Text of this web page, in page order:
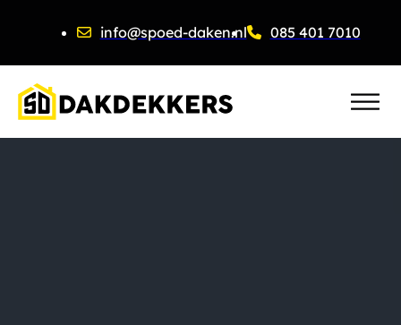
info@spoed-daken.nl 085 401 7010